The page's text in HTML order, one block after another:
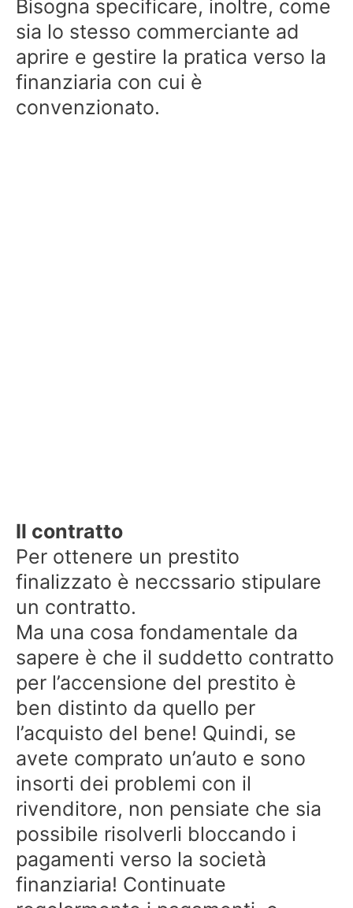
Bisogna specificare, inoltre, come
sia lo stesso commerciante ad
aprire e gestire la pratica verso la
finanziaria con cui è
convenzionato.
Il contratto
Per ottenere un prestito
finalizzato è neccssario stipulare
un contratto.
Ma una cosa fondamentale da
sapere è che il suddetto contratto
per l’accensione del prestito è
ben distinto da quello per
l’acquisto del bene! Quindi, se
avete comprato un’auto e sono
insorti dei problemi con il
rivenditore, non pensiate che sia
possibile risolverli bloccando i
pagamenti verso la società
finanziaria! Continuate